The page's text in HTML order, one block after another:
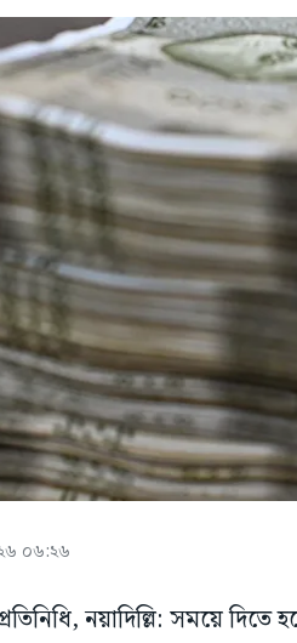
০৬:২৬
নয়াদিল্লি: সময়ে